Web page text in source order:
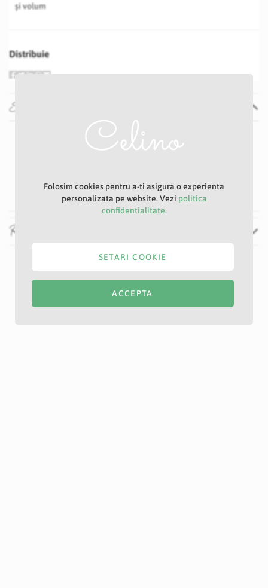
și volum
Distribuie
Specificatii
50 cm
Recenzii
Folosim cookies pentru a-ti asigura o experienta
personalizata pe website. Vezi politica
confidentialitate.
ACCEPTA
SETARI COOKIE